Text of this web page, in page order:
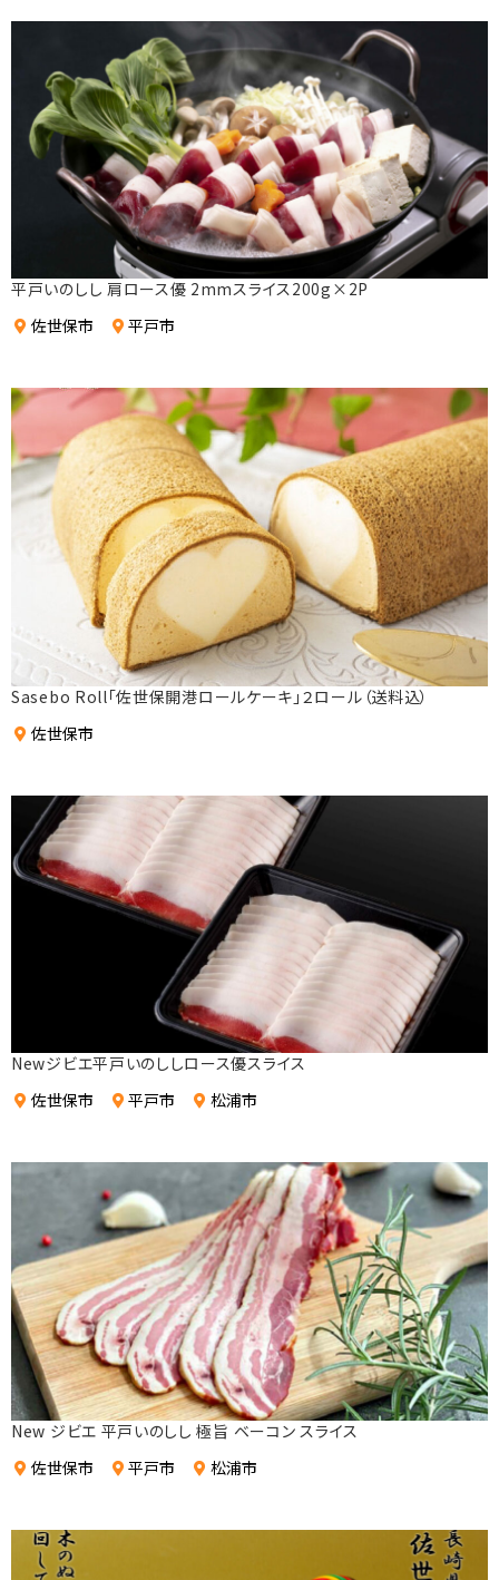
平戸いのしし 肩ロース優 2mmスライス200g×2P
佐世保市
平戸市
Sasebo Roll「佐世保開港ロールケーキ」２ロール（送料込）
佐世保市
Newジビエ平戸いのししロース優スライス
佐世保市
平戸市 松浦市
New ジビエ 平戸いのしし 極旨 ベーコン スライス
佐世保市
平戸市 松浦市